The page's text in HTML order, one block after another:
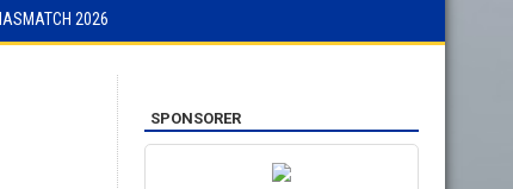
2026
SPONSORER